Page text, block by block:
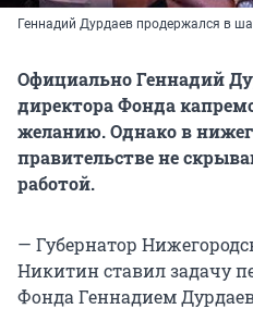
Геннадий Дурдаев продержался в
Официально Геннадий
директора Фонда
желанию. Однако в
правительстве не
работой.
— Губернатор
Никитин ставил задачу
Фонда Геннадием